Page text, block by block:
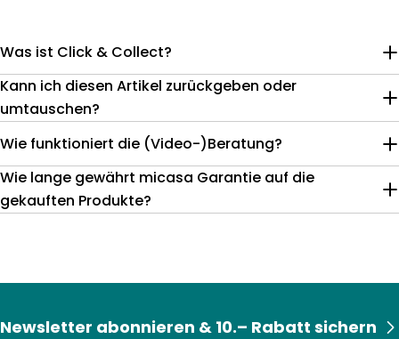
Was ist Click & Collect?
Kann ich diesen Artikel zurückgeben oder
umtauschen?
Wie funktioniert die (Video-)Beratung?
Wie lange gewährt micasa Garantie auf die
gekauften Produkte?
Newsletter abonnieren & 10.– Rabatt sichern